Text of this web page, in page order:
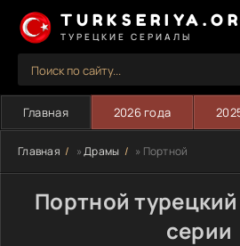
ТУРЕЦКИЕ СЕРИАЛЫ
Главная 2026 года
Главная »Драмы » Портной
Портной
серии